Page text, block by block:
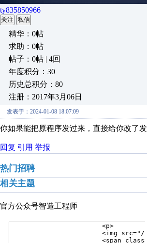
ty835850966
关注 私信
精华：0帖
求助：0帖
帖子：0帖 | 4回
年度积分：30
历史总积分：80
注册：2017年3月06日
发表于：2024-01-08 18:07:09
你如果能把原程序发过来，直接给你改了
回复 引用 举报
热门招聘
相关主题
官方公众号智造工程师